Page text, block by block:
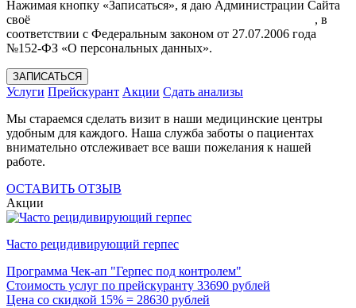
Нажимая кнопку «Записаться», я даю Администрации Сайта
своё
, в
соответствии с Федеральным законом от 27.07.2006 года
№152-ФЗ «О персональных данных».
ЗАПИСАТЬСЯ
Услуги Прейскурант Акции Сдать анализы
Мы стараемся сделать визит в наши медицинские центры
удобным для каждого. Наша служба заботы о пациентах
внимательно отслеживает все ваши пожелания к нашей
работе.
ОСТАВИТЬ ОТЗЫВ
Акции
Часто рецидивирующий герпес
Программа Чек-ап "Герпес под контролем"
Стоимость услуг по прейскуранту 33690 рублей
Цена со скидкой 15% = 28630 рублей